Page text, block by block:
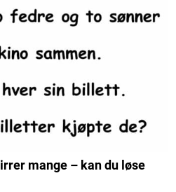
mange – kan du løse